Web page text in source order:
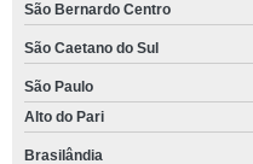
São Bernardo Centro
São Caetano do Sul
São Paulo
Alto do Pari
Brasilândia